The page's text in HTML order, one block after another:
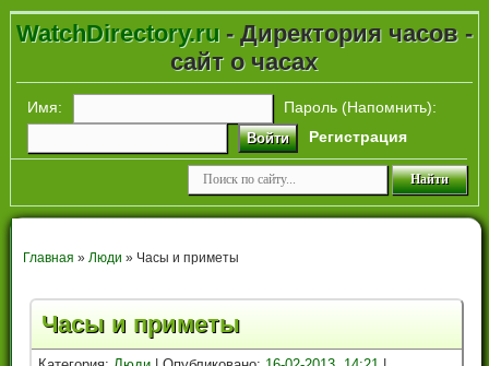
WatchDirectory.ru- Директория часов -
сайт о часах
Имя: Пароль (Напомнить):
Войти Регистрация
Главная » Люди » Часы и приметы
Часы и приметы